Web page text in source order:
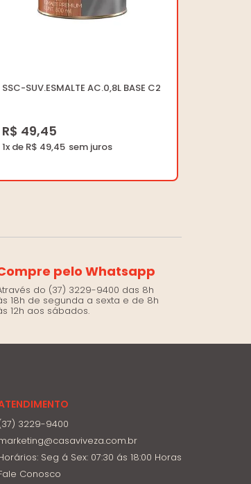
SSC-SUV.ESMALTE AC.0,8L BASE C2
R$ 49,45
1x de R$ 49,45
pelo Whatsapp
do (37) 3229-9400 das 8h
18h de segunda a sexta e de 8h
12h aos sábados.
3229-9400
Seg á Sex: 07:30 ás 18:00 Horas
Conosco